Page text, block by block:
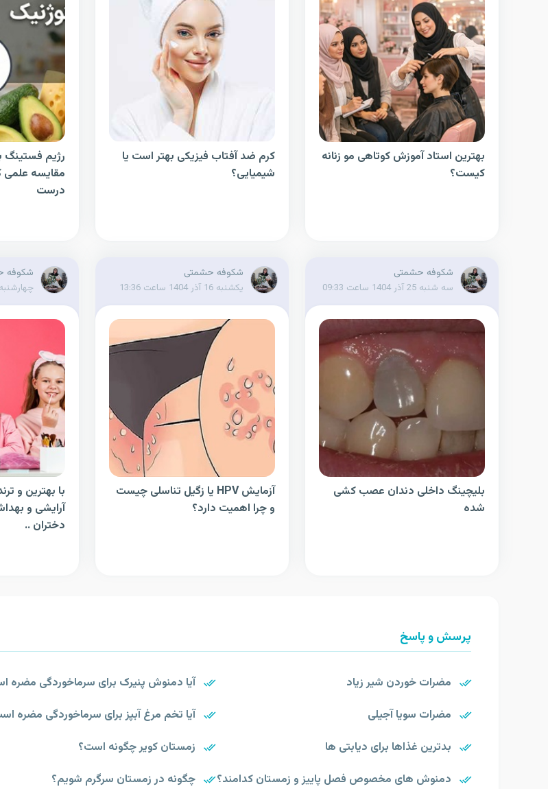
بهترین استاد آموزش کوتاهی مو زنانه
کیست؟
کرم ضد آفتاب فیزیکی بهتر است یا
شیمیایی؟
رژیم فستینگ
مقایسه علمی
درست
شکوفه حشمتی
سه شنبه 25 آذر 1404 ساعت 09:33
بلیچینگ داخلی دندان عصب کشی
شده
شکوفه حشمتی
یکشنبه 16 آذر 1404 ساعت 13:36
آزمایش HPV یا زگیل تناسلی چیست
و چرا اهمیت دارد؟
شکوفه
چهارشنبه 12 آذر 1404 ساعت 14:04
با بهترین و
آرایشی و
دختران ..
پرسش و پاسخ
مضرات خوردن شیر زیاد
مضرات سویا آجیلی
بدترین غذاها برای دیابتی ها
دمنوش های مخصوص فصل پاییز و زمستان کدامند؟
آیا دمنوش پنیرک برای سرماخوردگی مضره
آیا تخم مرغ آبپز برای سرماخوردگی مضره
زمستان کویر چگونه است؟
چگونه در زمستان سرگرم شویم؟